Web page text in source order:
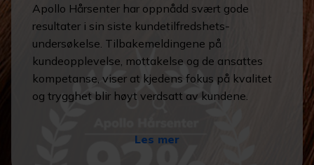
Apollo Hårsenter har oppnådd svært gode
resultater i sin siste kundetilfredshets-
undersøkelse. Tilbakemeldingene på
kundeopplevelse, mottakelse og de ansattes
kompetanse, viser at kjedens fokus på kvalitet
og trygghet blir høyt verdsatt av kundene.
Les mer